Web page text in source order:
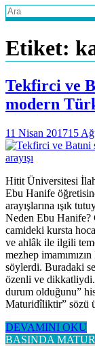
Etiket:
Tekfirci ve
modern
11 Nisan 201715
Hitit Üniversitesi
Ebu Hanife
arayışlarına ışık
Neden Ebu Hanife?
camideki kursta
ve ahlâk ile ilgili
mezhep
söylerdi. Buradaki
özenli ve dikkatliydi.
durum olduğunu”
Maturidîliktir” sözü
DEVAMINI OKU
BASINDA